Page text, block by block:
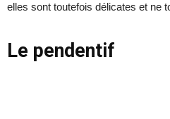
elles sont toutefois délicates et ne
Le pendentif